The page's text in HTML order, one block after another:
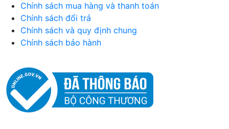
Chính sách mua hàng và thanh toán
Chính sách đổi trả
Chính sách và quy định chung
Chính sách bảo hành